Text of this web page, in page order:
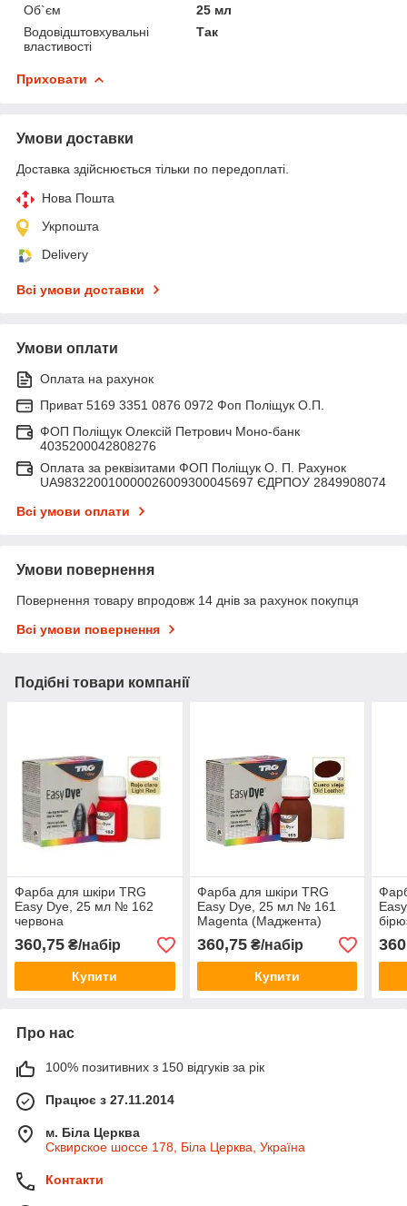
Об`єм
25 мл
Водовідштовхувальні
властивості
Так
Приховати
Умови доставки
Доставка здійснюється тільки по передоплаті.
Нова Пошта
Укрпошта
Delivery
Всі умови доставки
Умови оплати
Оплата на рахунок
Приват 5169 3351 0876 0972 Фоп Поліщук О.П.
ФОП Поліщук Олексій Петрович Моно-банк
4035200042808276
Оплата за реквізитами ФОП Поліщук О. П. Рахунок
UA983220010000026009300045697 ЄДРПОУ 2849908074
Всі умови оплати
Умови повернення
Повернення товару впродовж 14 днів за рахунок покупця
Всі умови повернення
Подібні товари компанії
Фарба для шкіри TRG
Easy Dye, 25 мл № 162
червона
360,75 ₴/набір
Купити
Фарба для шкіри TRG
Easy Dye, 25 мл № 161
Magenta (Маджента)
360,75₴/набір
Купити
Про нас
100% позитивних з 150 відгуків за рік
Працює з 27.11.2014
м. Біла Церква
Сквирское шоссе 178, Біла Церква, Україна
Контакти